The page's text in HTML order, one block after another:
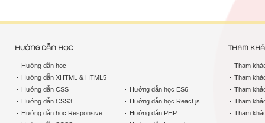
HƯỚNG DẪN HỌC
Hướng dẫn học
Hướng dẫn XHTML & HTML5
Hướng dẫn CSS
Hướng dẫn CSS3
Hướng dẫn học Responsive
Hướng dẫn học ES6
Hướng dẫn học React.js
Hướng dẫn PHP
THAM
Tham
Tham
Tham
Tham
Tham